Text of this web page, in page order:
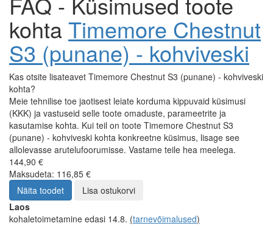
kohtaTimemore Chestnut
S3 (punane) - kohviveski
Kas otsite lisateavet Timemore Chestnut S3 (punane) - kohviveski
kohta?
Meie tehnilise toe jaotisest leiate korduma kippuvaid küsimusi
(KKK) ja vastuseid selle toote omaduste, parameetrite ja
kasutamise kohta. Kui teil on toote Timemore Chestnut S3
(punane) - kohviveski kohta konkreetne küsimus, lisage see
allolevasse arutelufoorumisse. Vastame teile hea meelega.
144,90 €
Maksudeta: 116,85 €
Näita toodet
Lisa ostukorvi
Laos
kohaletoimetamine edasi 14.8. (tarnevõimalused)